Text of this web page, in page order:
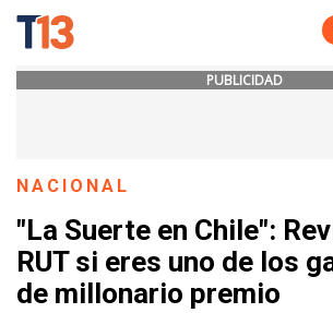
PUBLICIDAD
NACIONAL
"La Suerte en Chile":
RUT si eres uno de los
de millonario premio